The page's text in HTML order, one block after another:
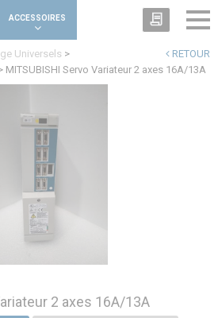
ACCESSOIRES
RETOUR
Universels >
MITSUBISHI Servo Variateur 2 axes 16A/13A
2 axes 16A/13A